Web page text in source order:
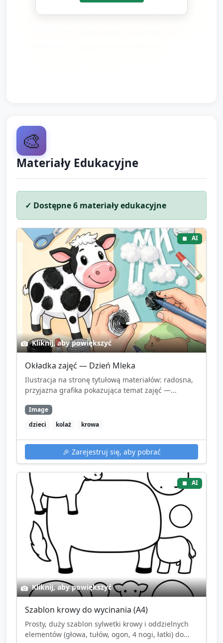
Zachęcamy do rozmów w domu: skąd
🎨
Materiały Edukacyjne
✓ Dostępne6 materiały edukacyjne
AI
Kliknij, aby powiększyć
Okładka zajęć — Dzień Mleka
Ilustracja na stronę tytułową materiałów: radosna,
przyjazna grafika pokazująca temat zajęć —...
Image
dzieci
kolaż krowa
🎉 Zarejestruj się, aby pobrać
AI
Kliknij, aby powiększyć
Szablon krowy do wycinania (A4)
Prosty, duży szablon sylwetki krowy i oddzielnych
elementów (głowa, tułów, ogon, 4 nogi, łatki) do...